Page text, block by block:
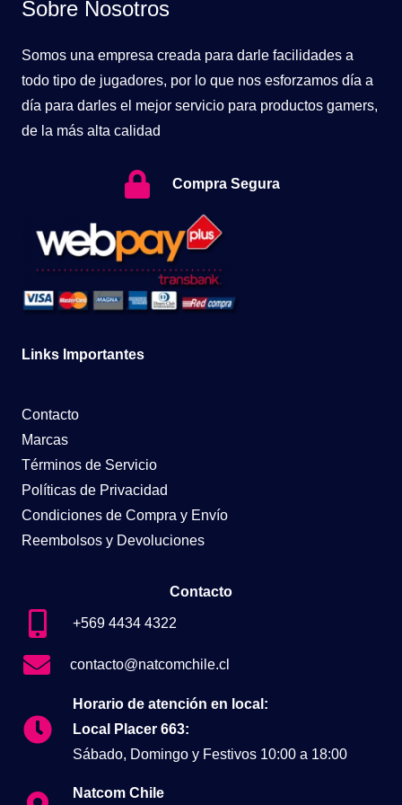
Sobre Nosotros
Somos una empresa creada para darle facilidades a
todo tipo de jugadores, por lo que nos esforzamos día a
día para darles el mejor servicio para productos gamers,
de la más alta calidad
Compra Segura
Links Importantes
Contacto
Marcas
Términos de Servicio
Políticas de Privacidad
Condiciones de Compra y Envío
Reembolsos y Devoluciones
Contacto
+569 4434 4322
contacto@natcomchile.cl
Horario de atención en local:
Local Placer 663:
Sábado, Domingo y Festivos 10:00 a 18:00
Natcom Chile